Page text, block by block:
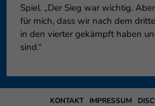
Spiel. „Der Sieg war wichtig.
für mich, dass wir nach dem
in den vierter gekämpft haben
sind.“
IMPRESSUM
KONTAKT